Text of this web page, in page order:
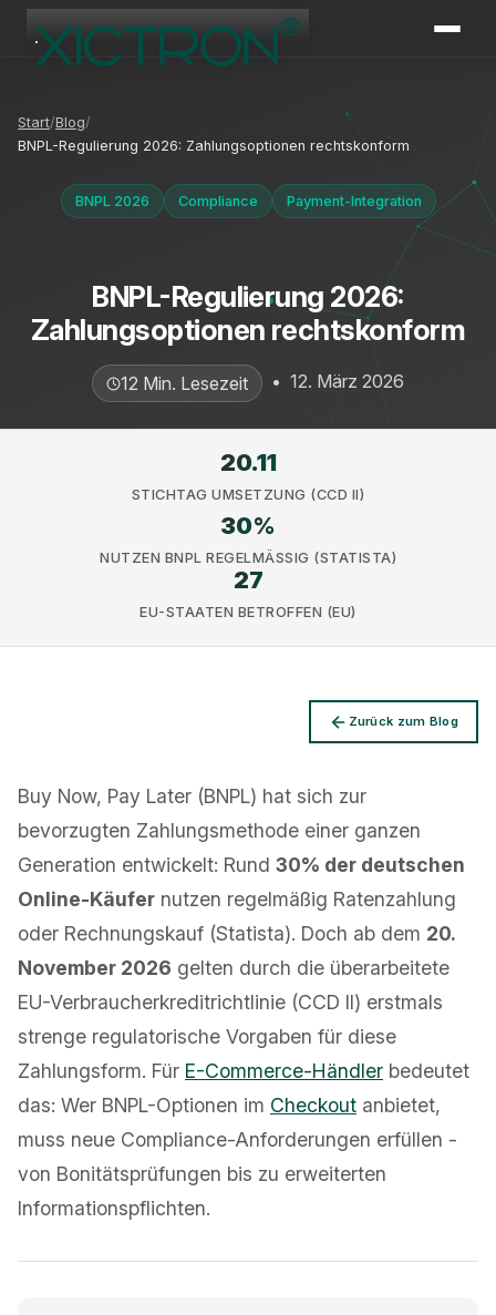
Start Blog
BNPL-Regulierung 2026: Zahlungsoptionen rechtskonform
BNPL 2026 Compliance Payment-Integration
BNPL-Regulierung 2026:
Zahlungsoptionen rechtskonform
12 Min. Lesezeit • 12. März 2026
20.11
STICHTAG UMSETZUNG (CCD II)
30%
NUTZEN BNPL REGELMÄSSIG (STATISTA)
27
EU-STAATEN BETROFFEN (EU)
Zurück zum Blog
Buy Now, Pay Later (BNPL) hat sich zur
bevorzugten Zahlungsmethode einer ganzen
Generation entwickelt: Rund 30% der deutschen
Online-Käufer nutzen regelmäßig Ratenzahlung
oder Rechnungskauf (Statista). Doch ab dem 20.
November 2026 gelten durch die überarbeitete
EU-Verbraucherkreditrichtlinie (CCD II) erstmals
strenge regulatorische Vorgaben für diese
Zahlungsform. Für E-Commerce-Händler bedeutet
das: Wer BNPL-Optionen im Checkout anbietet,
muss neue Compliance-Anforderungen erfüllen -
von Bonitätsprüfungen bis zu erweiterten
Informationspflichten.
XICTRON
Datenschutz